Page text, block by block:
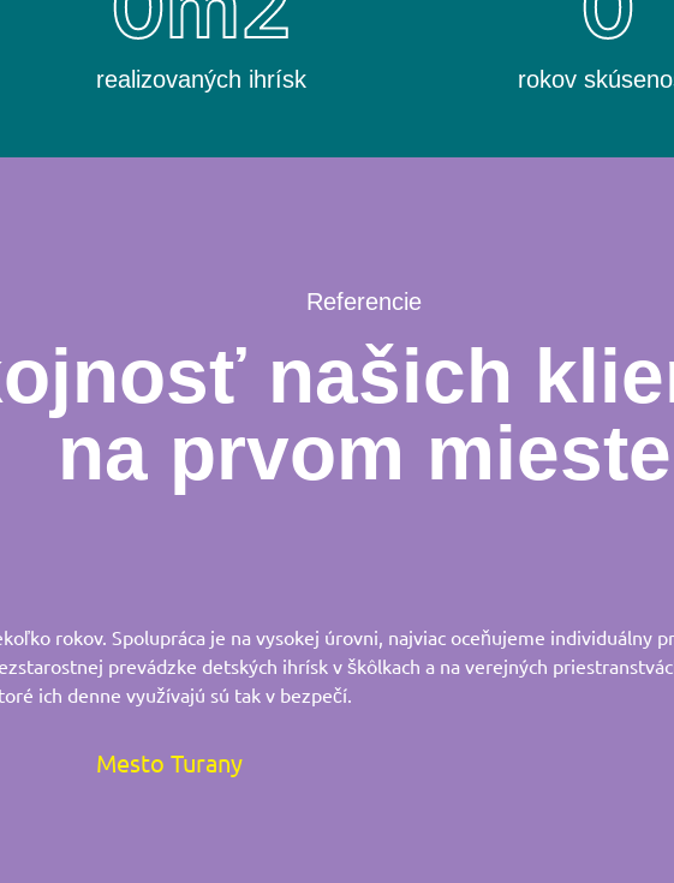
realizovaných ihrísk rokov
Referencie
našich
na prvom mieste
rokov. Spolupráca je na vysokej úrovni, najviac oceňujeme individuálny
prevádzke detských ihrísk v škôlkach a na verejných
ich denne využívajú sú tak v bezpečí.
Mesto Turany